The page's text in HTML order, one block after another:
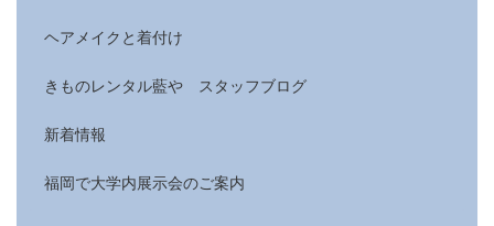
ヘアメイクと着付け
きものレンタル藍や スタッフブログ
新着情報
福岡で大学内展示会のご案内